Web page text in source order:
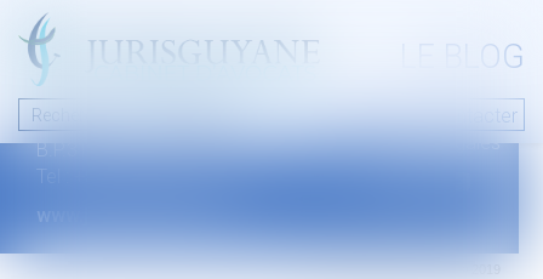
LE BLOG
Nous contacter
46 avenue de la liberté
B.P.315 - 97327 Cayenne Cedex
Tel : +594 594 29 45 35
www.jurisguyane.com
Mentions légales